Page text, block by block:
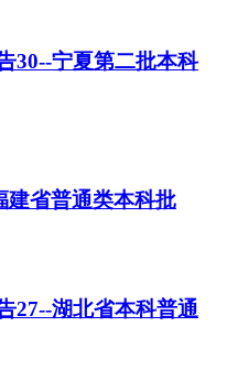
30--宁夏第二批本科
建省普通类本科批
27--湖北省本科普通